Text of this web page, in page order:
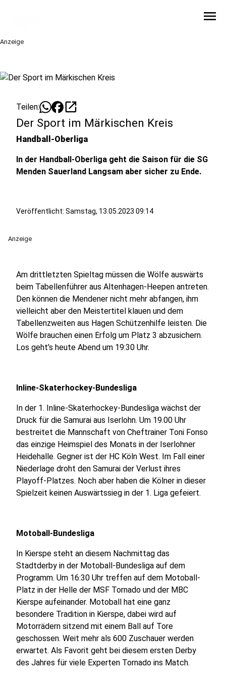
menu
Anzeige
Teilen: open_in_new
Der Sport im Märkischen Kreis
Handball-Oberliga
In der Handball-Oberliga geht die Saison für die SG
Menden Sauerland Langsam aber sicher zu Ende.
Veröffentlicht: Samstag, 13.05.2023 09:14
Anzeige
Am drittletzten Spieltag müssen die Wölfe auswärts
beim Tabellenführer aus Altenhagen-Heepen antreten.
Den können die Mendener nicht mehr abfangen, ihm
vielleicht aber den Meistertitel klauen und dem
Tabellenzweiten aus Hagen Schützenhilfe leisten. Die
Wölfe brauchen einen Erfolg um Platz 3 abzusichern.
Los geht’s heute Abend um 19:30 Uhr.
Inline-Skaterhockey-Bundesliga
In der 1. Inline-Skaterhockey-Bundesliga wächst der
Druck für die Samurai aus Iserlohn. Um 19.00 Uhr
bestreitet die Mannschaft von Cheftrainer Toni Fonso
das einzige Heimspiel des Monats in der Iserlohner
Heidehalle. Gegner ist der HC Köln West. Im Fall einer
Niederlage droht den Samurai der Verlust ihres
Playoff-Platzes. Noch aber haben die Kölner in dieser
Spielzeit keinen Auswärtssieg in der 1. Liga gefeiert.
Motoball-Bundesliga
In Kierspe steht an diesem Nachmittag das
Stadtderby in der Motoball-Bundesliga auf dem
Programm. Um 16:30 Uhr treffen auf dem Motoball-
Platz in der Helle der MSF Tornado und der MBC
Kierspe aufeinander. Motoball hat eine ganz
besondere Tradition in Kierspe, dabei wird auf
Motorrädern sitzend mit einem Ball auf Tore
geschossen. Weit mehr als 600 Zuschauer werden
erwartet. Als Favorit geht bei diesem ersten Derby
des Jahres für viele Experten Tornado ins Match.